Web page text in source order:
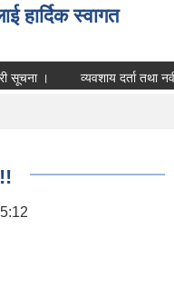
हार्दिक स्वागत
व्यवशाय दर्ता तथा नवीकरण